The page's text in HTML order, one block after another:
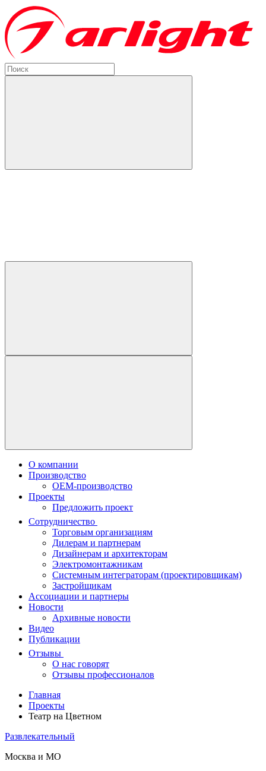
О компании
Производство
OEM-производство
Проекты
Предложить проект
Сотрудничество
Торговым организациям
Дилерам и партнерам
Дизайнерам и архитекторам
Электромонтажникам
Системным интеграторам (проектировщикам)
Застройщикам
Ассоциации и партнеры
Новости
Архивные новости
Видео
Публикации
Отзывы
О нас говорят
Отзывы профессионалов
Главная
Проекты
Театр на Цветном
Развлекательный
Москва и МО